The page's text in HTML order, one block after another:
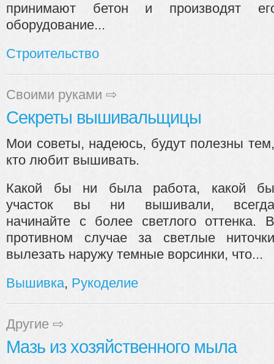
принимают бетон и производят
оборудование...
Строительство
Своими руками ⇨
Секреты вышивальщицы
Мои советы, надеюсь, будут полезны тем,
кто любит вышивать.
Какой бы ни была работа, какой бы
участок вы ни вышивали, всегда
начинайте с более светлого оттенка. В
противном случае за светлые
вылезать наружу темные ворсинки, что...
Вышивка, Рукоделие
Другие ⇨
Мазь из хозяйственного мыла